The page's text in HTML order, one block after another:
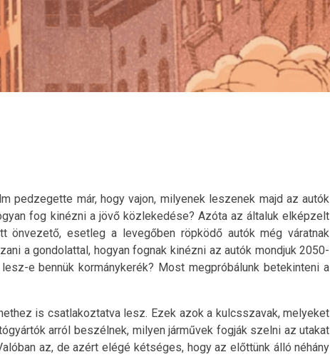
pedzegette már, hogy vajon, milyenek leszenek majd az autók
fog kinézni a jövő közlekedése? Azóta az általuk elképzelt
önvezető, esetleg a levegőben röpködő autók még váratnak
a gondolattal, hogyan fognak kinézni az autók mondjuk 2050-
e bennük kormánykerék? Most megpróbálunk betekinteni a
is csatlakoztatva lesz. Ezek azok a kulcsszavak, melyeket
arról beszélnek, milyen járművek fogják szelni az utakat
az, de azért elégé kétséges, hogy az előttünk álló néhány